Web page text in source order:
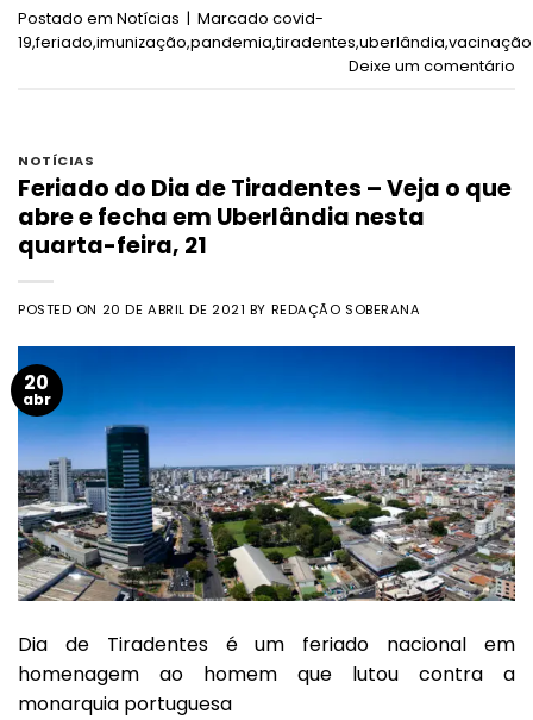
Postado em Notícias | Marcado covid-
19,feriado,imunização,pandemia,tiradentes,uberlândia,vacinação
Deixe um comentário
NOTÍCIAS
Feriado do Dia de Tiradentes – Veja o que
abre e fecha em Uberlândia nesta
quarta-feira, 21
POSTED ON 20 DE ABRIL DE 2021 BY REDAÇÃO SOBERANA
20
abr
Dia de Tiradentes é um feriado nacional em
homenagem ao homem que lutou contra a
monarquia portuguesa